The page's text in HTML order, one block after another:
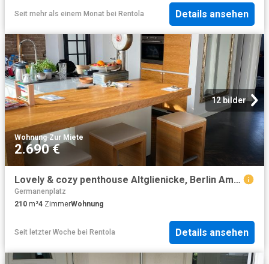
Seit mehr als einem Monat bei Rentola Details ansehen
12 bilder
Wohnung·Zur Miete
2.690 €
Lovely & cozy penthouse Altglienicke, Berlin Amsterdam Apartments for Rent
Germanenplatz
210 m²4 ZimmerWohnung
Seit letzter Woche bei Rentola Details ansehen